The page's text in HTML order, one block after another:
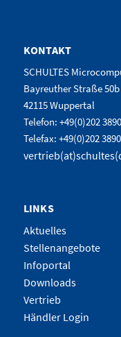
KONTAKT
SCHULTES
Bayreuther Straße 50b
42115 Wuppertal
Telefon: +49(0)202
Telefax: +49(0)202
LINKS
Aktuelles
Stellenangebote
Infoportal
Downloads
Vertrieb
Händler Login